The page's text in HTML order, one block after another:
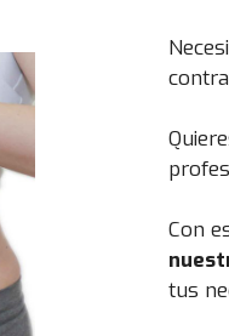
Con
tus